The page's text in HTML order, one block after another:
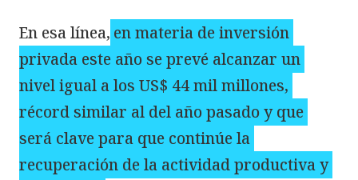
En esa línea, en materia de inversión
privada este año se prevé alcanzar un
nivel igual a los US$ 44 mil millones,
récord similar al del año pasado y que
será clave para que continúe la
recuperación de la actividad productiva y